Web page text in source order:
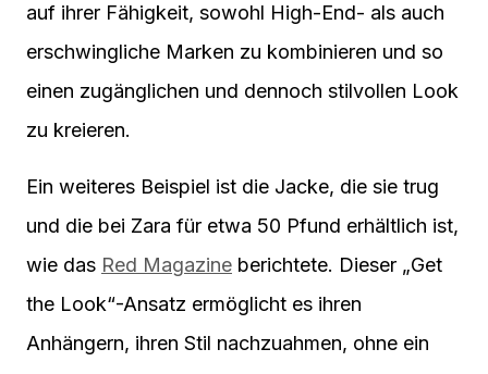
auf ihrer Fähigkeit, sowohl High-End- als auch
erschwingliche Marken zu kombinieren und so
einen zugänglichen und dennoch stilvollen Look
zu kreieren.
Ein weiteres Beispiel ist die Jacke, die sie trug
und die bei Zara für etwa 50 Pfund erhältlich ist,
wie das Red Magazine berichtete. Dieser „Get
the Look“-Ansatz ermöglicht es ihren
Anhängern, ihren Stil nachzuahmen, ohne ein